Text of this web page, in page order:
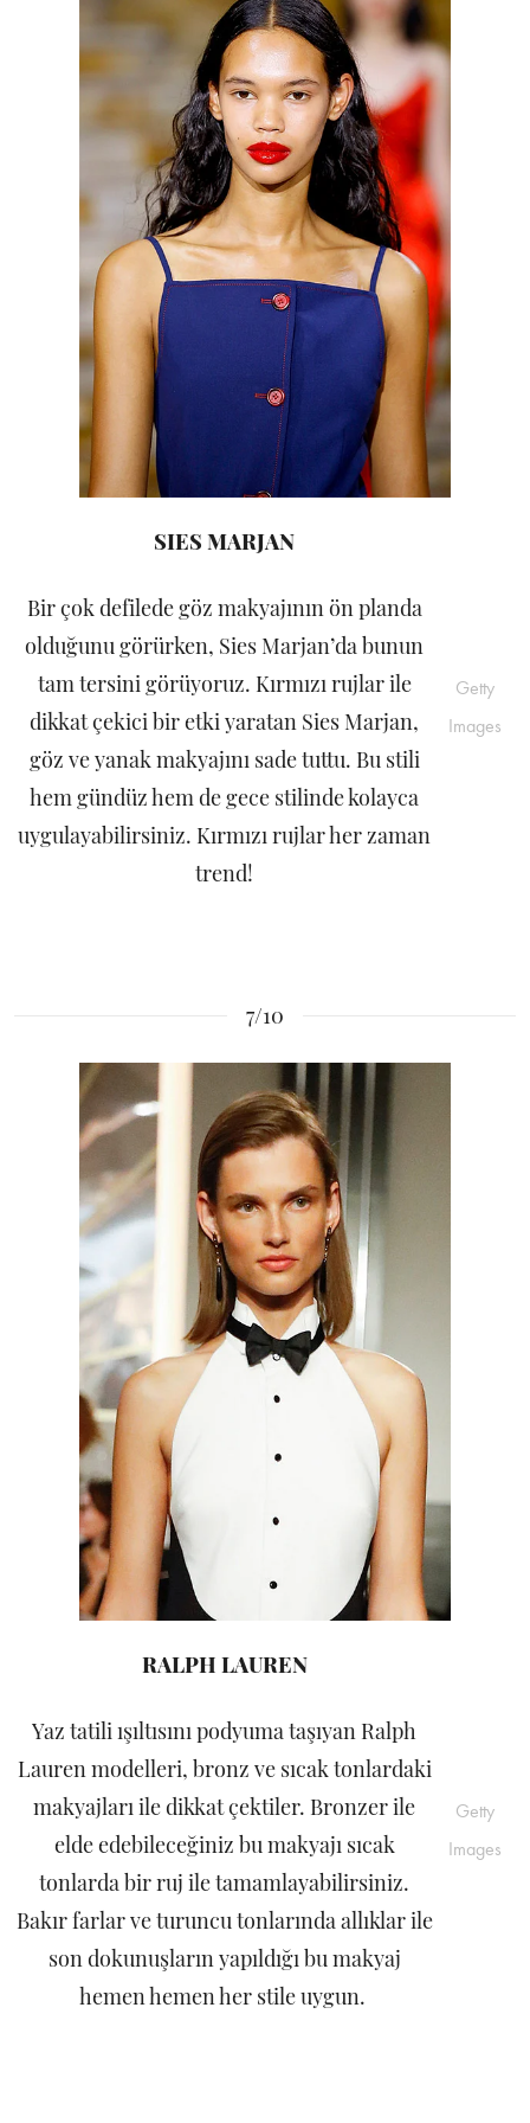
SIES MARJAN
Bir çok defilede göz makyajının ön planda
olduğunu görürken, Sies Marjan’da bunun
tam tersini görüyoruz. Kırmızı rujlar ile
dikkat çekici bir etki yaratan Sies Marjan,
göz ve yanak makyajını sade tuttu. Bu stili
hem gündüz hem de gece stilinde kolayca
uygulayabilirsiniz. Kırmızı rujlar her zaman
trend!
Getty
Images
7/10
RALPH LAUREN
Yaz tatili ışıltısını podyuma taşıyan Ralph
Lauren modelleri, bronz ve sıcak tonlardaki
makyajları ile dikkat çektiler. Bronzer ile
elde edebileceğiniz bu makyajı sıcak
tonlarda bir ruj ile tamamlayabilirsiniz.
Bakır farlar ve turuncu tonlarında allıklar ile
son dokunuşların yapıldığı bu makyaj
hemen hemen her stile uygun.
Getty
Images